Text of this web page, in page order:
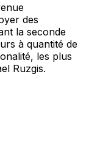
des
la seconde
à quantité de
les plus
Ruzgis.